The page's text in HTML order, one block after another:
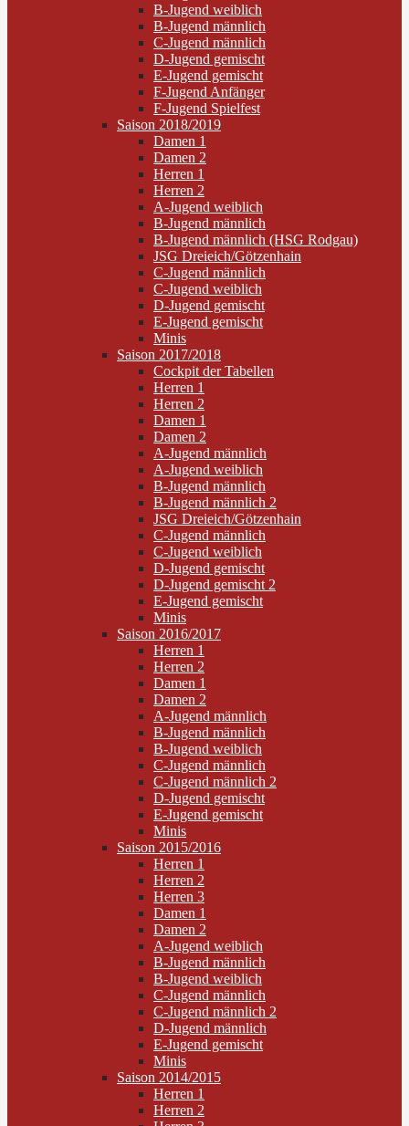
B-Jugend weiblich
B-Jugend männlich
C-Jugend männlich
D-Jugend gemischt
E-Jugend gemischt
F-Jugend Anfänger
F-Jugend Spielfest
Saison 2018/2019
Damen 1
Damen 2
Herren 1
Herren 2
A-Jugend weiblich
B-Jugend männlich
B-Jugend männlich (HSG Rodgau)
JSG Dreieich/Götzenhain
C-Jugend männlich
C-Jugend weiblich
D-Jugend gemischt
E-Jugend gemischt
Minis
Saison 2017/2018
Cockpit der Tabellen
Herren 1
Herren 2
Damen 1
Damen 2
A-Jugend männlich
A-Jugend weiblich
B-Jugend männlich
B-Jugend männlich 2
JSG Dreieich/Götzenhain
C-Jugend männlich
C-Jugend weiblich
D-Jugend gemischt
D-Jugend gemischt 2
E-Jugend gemischt
Minis
Saison 2016/2017
Herren 1
Herren 2
Damen 1
Damen 2
A-Jugend männlich
B-Jugend männlich
B-Jugend weiblich
C-Jugend männlich
C-Jugend männlich 2
D-Jugend gemischt
E-Jugend gemischt
Minis
Saison 2015/2016
Herren 1
Herren 2
Herren 3
Damen 1
Damen 2
A-Jugend weiblich
B-Jugend männlich
B-Jugend weiblich
C-Jugend männlich
C-Jugend männlich 2
D-Jugend männlich
E-Jugend gemischt
Minis
Saison 2014/2015
Herren 1
Herren 2